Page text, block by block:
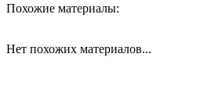
Похожие материалы:
Нет похожих материалов...